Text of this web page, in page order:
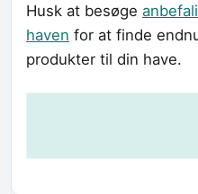
Husk at besøge
haven for at finde
produkter til din have.